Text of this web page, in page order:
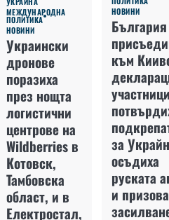
МЕЖДУНАРОДНА
ПОЛИТИКА
НОВИНИ
Украински
дронове
поразиха
през нощта
логистични
центрове на
Wildberries в
Котовск,
Тамбовска
област, и в
Електростал,
НОВИНИ
към
за
осъдиха
руската
и